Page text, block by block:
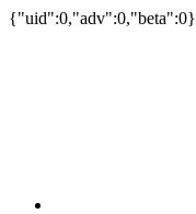
{"uid":0,"adv":0,"beta":0}